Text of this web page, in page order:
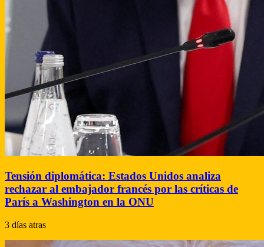
Tensión diplomática: Estados Unidos analiza
rechazar al embajador francés por las críticas de
París a Washington en la ONU
3 días atras